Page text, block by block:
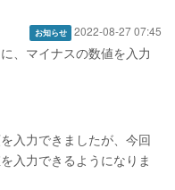
お知らせ 2022-08-27 07:45
、マイナスの数値を入力
入力できましたが、今回
入力できるようになりま